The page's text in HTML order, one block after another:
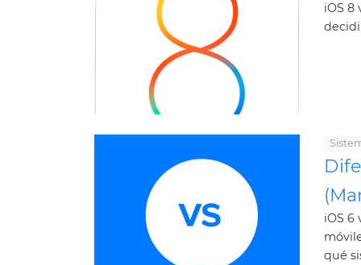
iOS 8
iOS 6
qué